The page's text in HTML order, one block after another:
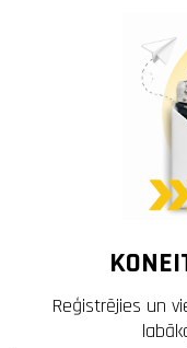
Reģistrējies un